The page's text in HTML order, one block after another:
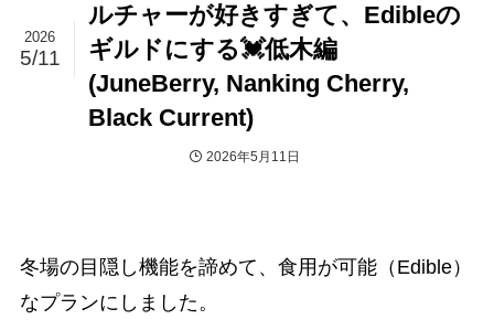
ルチャーが好きすぎて、Edibleの
ギルドにする💓低木編
(JuneBerry, Nanking Cherry,
Black Current)
2026
5/11
2026年5月11日
冬場の目隠し機能を諦めて、食用が可能（Edible）
なプランにしました。